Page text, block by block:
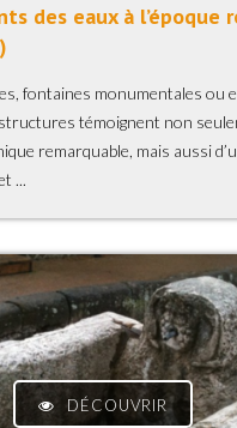
des eaux à l’époque
fontaines monumentales ou
témoignent non
remarquable, mais aussi
...
DÉCOUVRIR